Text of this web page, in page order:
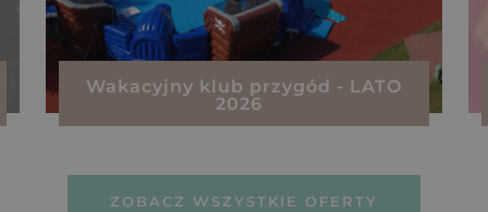
Wakacyjny klub przygód - LATO
2026
ZOBACZ WSZYSTKIE OFERTY